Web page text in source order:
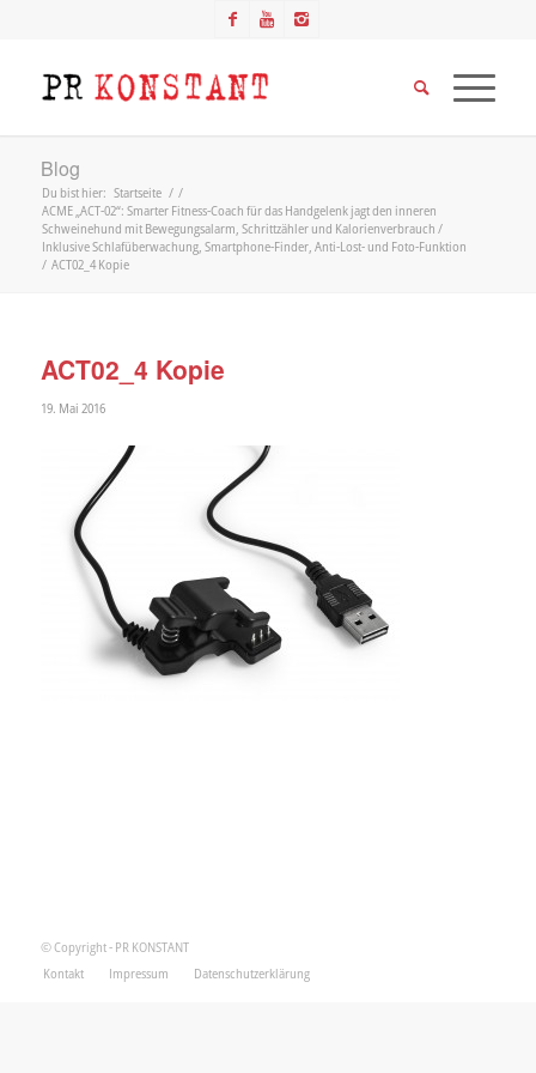
Blog
Du bist hier: Startseite / /
ACME „ACT-02“: Smarter Fitness-Coach für das Handgelenk jagt den inneren
Schweinehund mit Bewegungsalarm, Schrittzähler und Kalorienverbrauch /
Inklusive Schlafüberwachung, Smartphone-Finder, Anti-Lost- und Foto-Funktion
/ ACT02_4 Kopie
ACT02_4 Kopie
19. Mai 2016
© Copyright - PR KONSTANT
Kontakt
Impressum Datenschutzerklärung